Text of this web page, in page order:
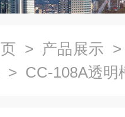
> 产品展示
> CC-108A透明